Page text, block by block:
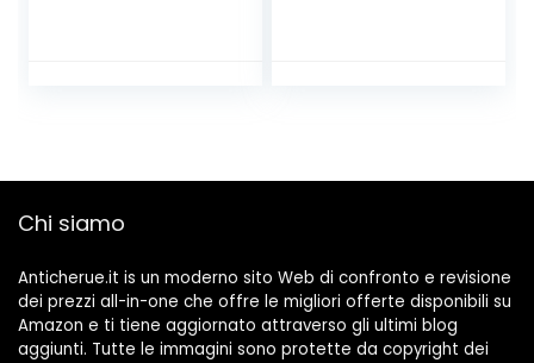
Chi siamo
Anticherue.it is un moderno sito Web di confronto e revisione
dei prezzi all-in-one che offre le migliori offerte disponibili su
Amazon e ti tiene aggiornato attraverso gli ultimi blog
aggiunti. Tutte le immagini sono protette da copyright dei